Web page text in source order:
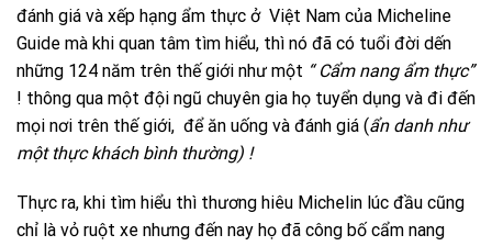
đánh giá và xếp hạng ẩm thực ở Việt Nam của Micheline
Guide mà khi quan tâm tìm hiểu, thì nó đã có tuổi đời dến
những 124 năm trên thế giới như một “ Cẩm nang ẩm thực”
! thông qua một đội ngũ chuyên gia họ tuyển dụng và đi đến
mọi nơi trên thế giới, để ăn uống và đánh giá (ẩn danh như
một thực khách bình thường) !
Thực ra, khi tìm hiểu thì thương hiêu Michelin lúc đầu cũng
chỉ là vỏ ruột xe nhưng đến nay họ đã công bố cẩm nang